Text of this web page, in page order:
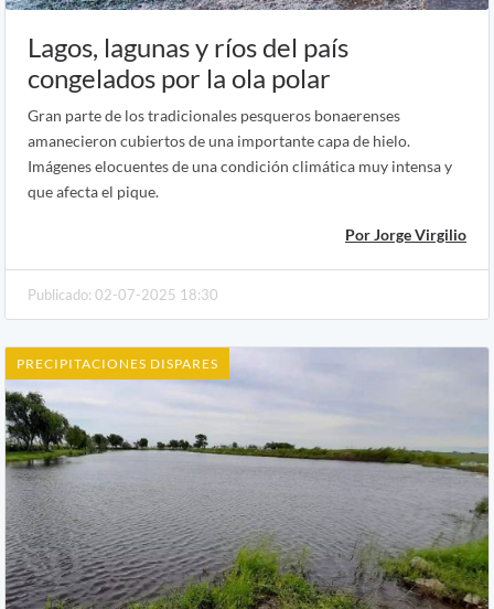
Lagos, lagunas y ríos del país
congelados por la ola polar
Gran parte de los tradicionales pesqueros bonaerenses
amanecieron cubiertos de una importante capa de hielo.
Imágenes elocuentes de una condición climática muy intensa y
que afecta el pique.
Por Jorge Virgilio
Publicado: 02-07-2025 18:30
PRECIPITACIONES DISPARES